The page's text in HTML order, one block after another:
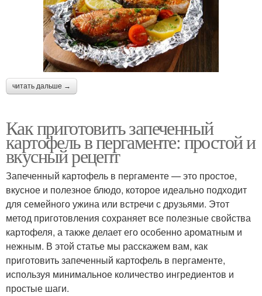
читать дальше →
Как приготовить запеченный
картофель в пергаменте: простой и
вкусный рецепт
Запеченный картофель в пергаменте — это простое,
вкусное и полезное блюдо, которое идеально подходит
для семейного ужина или встречи с друзьями. Этот
метод приготовления сохраняет все полезные свойства
картофеля, а также делает его особенно ароматным и
нежным. В этой статье мы расскажем вам, как
приготовить запеченный картофель в пергаменте,
используя минимальное количество ингредиентов и
простые шаги.